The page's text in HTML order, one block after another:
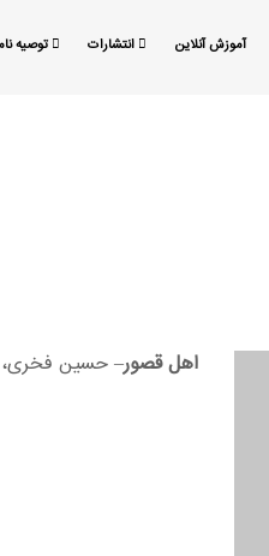
آموزش آنلاین انتشارات توصیه
اهل قصور– حسین فخری،